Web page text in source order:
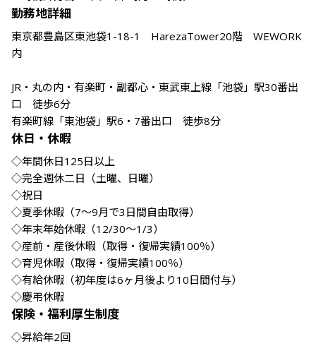
勤務地詳細
東京都豊島区東池袋1-18-1　HarezaTower20階　WEWORK
内
JR・丸の内・有楽町・副都心・東武東上線「池袋」駅30番出
口　徒歩6分
有楽町線「東池袋」駅6・7番出口　徒歩8分
休日・休暇
◇年間休日125日以上
◇完全週休二日（土曜、日曜）
◇祝日
◇夏季休暇（7～9月で3日間自由取得）
◇年末年始休暇（12/30～1/3）
◇産前・産後休暇（取得・復帰実績100％）
◇育児休暇（取得・復帰実績100％）
◇有給休暇（初年度は6ヶ月後より10日間付与）
◇慶弔休暇
保険・福利厚生制度
◇昇給年2回